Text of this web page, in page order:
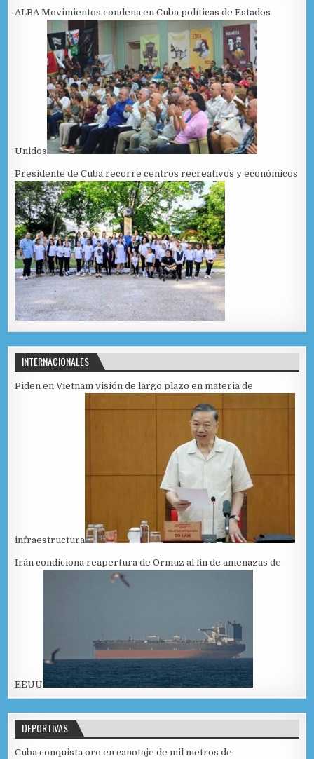
ALBA Movimientos condena en Cuba políticas de Estados
Unidos
Presidente de Cuba recorre centros recreativos y económicos
INTERNACIONALES
Piden en Vietnam visión de largo plazo en materia de
infraestructura
Irán condiciona reapertura de Ormuz al fin de amenazas de
EEUU
DEPORTIVAS
Cuba conquista oro en canotaje de mil metros de